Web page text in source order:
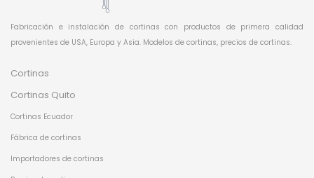
Fabricación e instalación de cortinas con productos de primera calidad
provenientes de USA, Europa y Asia. Modelos de cortinas, precios de cortinas.
Cortinas
Cortinas Quito
Cortinas Ecuador
Fábrica de cortinas
Importadores de cortinas